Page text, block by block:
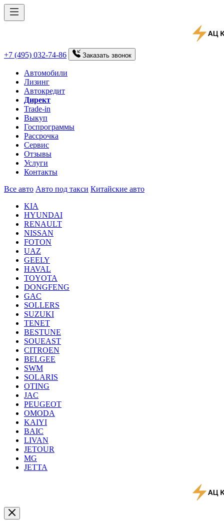
+7 (495) 032-74-86 Заказать звонок
Автомобили
Лизинг
Автокредит
Директ
Trade-in
Выкуп
Госпрограммы
Рассрочка
Сервис
Отзывы
Услуги
Контакты
Все авто Авто под такси Китайские авто
KIA
HYUNDAI
RENAULT
NISSAN
FOTON
UAZ
GEELY
HAVAL
TOYOTA
DONGFENG
GAC
SOLLERS
SUZUKI
TENET
BESTUNE
SOUEAST
CITROEN
BELGEE
SWM
SOLARIS
OTING
JAC
PEUGEOT
OMODA
KAIYI
BAIC
LIVAN
JETOUR
MG
JETTA